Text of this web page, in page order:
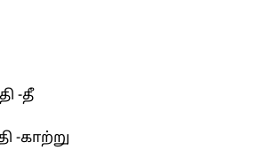
-தீ
-காற்று